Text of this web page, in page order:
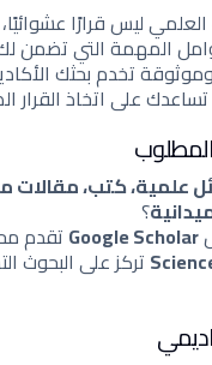
ليس قرارًا
المهمة التي تضمن لك
تخدم بحثك
على اتخاذ القرار
علمية، كتب، مقالات
؟
Google Scholarتقدم
تركز على البحوث